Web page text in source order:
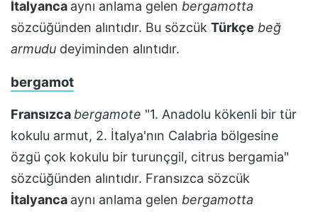
İtalyanca aynı anlama gelen bergamotta
sözcüğünden alıntıdır. Bu sözcük Türkçe beğ
armudu deyiminden alıntıdır.
bergamot
Fransızcabergamote "1. Anadolu kökenli bir tür
kokulu armut, 2. İtalya'nın Calabria bölgesine
özgü çok kokulu bir turunçgil, citrus bergamia"
sözcüğünden alıntıdır. Fransızca sözcük
İtalyanca aynı anlama gelen bergamotta